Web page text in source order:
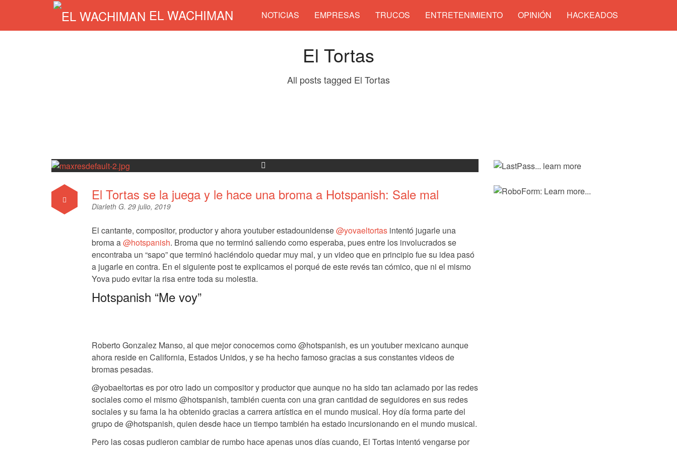
EL WACHIMAN NOTICIAS EMPRESAS TRUCOS ENTRETENIMIENTO OPINIÓN HACKEADOS
El Tortas
All posts tagged El Tortas
El Tortas se la juega y le hace una broma a Hotspanish: Sale mal
Diarleth G. 29 julio, 2019
El cantante, compositor, productor y ahora youtuber estadounidense@yovaeltortas intentó jugarle una
broma a@hotspanish. Broma que no terminó saliendo como esperaba, pues entre los involucrados se
encontraba un “sapo” que terminó haciéndolo quedar muy mal, y un video que en principio fue su idea pasó
a jugarle en contra. En el siguiente post te explicamos el porqué de este revés tan cómico, que ni el mismo
Yova pudo evitar la risa entre toda su molestia.
Hotspanish “Me voy”
Roberto Gonzalez Manso, al que mejor conocemos como @hotspanish, es un youtuber mexicano aunque
ahora reside en California, Estados Unidos, y se ha hecho famoso gracias a sus constantes videos de
bromas pesadas.
@yobaeltortas es por otro lado un compositor y productor que aunque no ha sido tan aclamado por las redes
sociales como el mismo @hotspanish, también cuenta con una gran cantidad de seguidores en sus redes
sociales y su fama la ha obtenido gracias a carrera artística en el mundo musical. Hoy día forma parte del
grupo de @hotspanish, quien desde hace un tiempo también ha estado incursionando en el mundo musical.
Pero las cosas pudieron cambiar de rumbo hace apenas unos días cuando, El Tortas intentó vengarse por